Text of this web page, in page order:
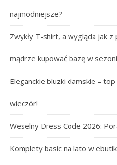
najmodniejsze?
Zwykły T-shirt, a wygląda jak z
mądrze kupować bazę w
Eleganckie bluzki damskie –
wieczór!
Weselny Dress Code 2026:
Komplety basic na lato w